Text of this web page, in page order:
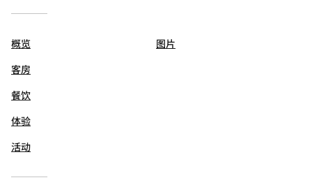
概览
客房
餐饮
体验
活动
图片